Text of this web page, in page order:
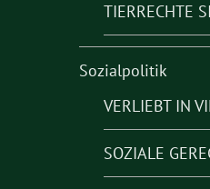
TIERRECHTE
Sozialpolitik
VERLIEBT IN
SOZIALE